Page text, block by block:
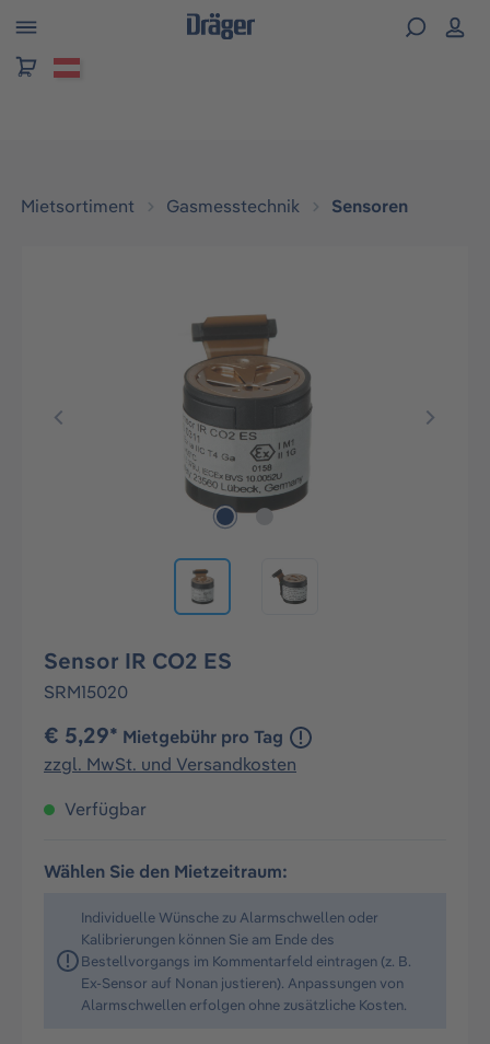
springen
Mietsortiment Gasmesstechnik Sensoren
Sensor IR CO2 ES
SRM15020
Mietgebühr pro Tag
€ 5,29*
zzgl. MwSt. und Versandkosten
Verfügbar
Wählen Sie den Mietzeitraum:
Individuelle Wünsche zu Alarmschwellen oder
Kalibrierungen können Sie am Ende des
Bestellvorgangs im Kommentarfeld eintragen (z. B.
Ex-Sensor auf Nonan justieren). Anpassungen von
Alarmschwellen erfolgen ohne zusätzliche Kosten.